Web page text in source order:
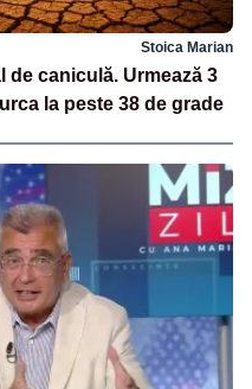
Stoica Marian
de caniculă. Urmează 3
la peste 38 de grade